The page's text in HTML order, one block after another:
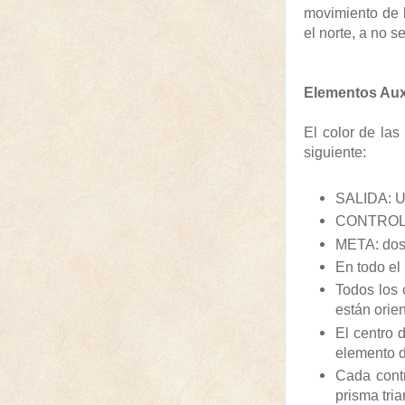
movimiento
el norte, a no
Elementos
El color de las
siguiente:
SALIDA:
META:
En todo el
Todos los
están
El centro
elemento
Cada
prisma